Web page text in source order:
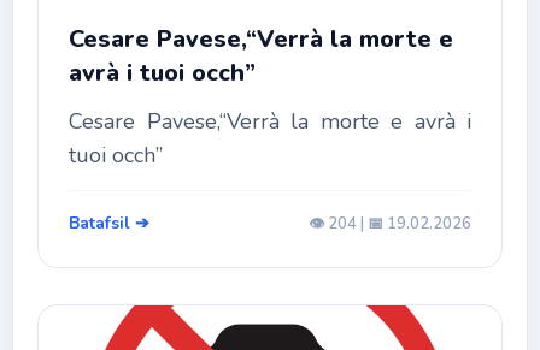
Cesare Pavese,“Verrà la morte e
avrà i tuoi occh”
Cesare Pavese,“Verrà la morte e avrà i
tuoi occh”
Batafsil ➔ 👁️ 204 | 📅 19.02.2026